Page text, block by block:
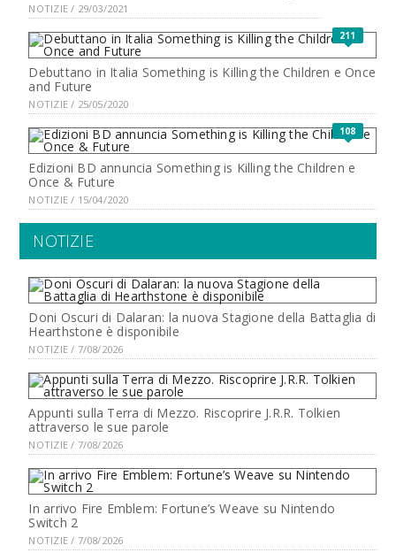
NOTIZIE / 29/03/2021
211
Debuttano in Italia Something is Killing the Children e Once
and Future
NOTIZIE / 25/05/2020
108
Edizioni BD annuncia Something is Killing the Children e
Once & Future
NOTIZIE / 15/04/2020
NOTIZIE
Doni Oscuri di Dalaran: la nuova Stagione della Battaglia di
Hearthstone è disponibile
NOTIZIE / 7/08/2026
Appunti sulla Terra di Mezzo. Riscoprire J.R.R. Tolkien
attraverso le sue parole
NOTIZIE / 7/08/2026
In arrivo Fire Emblem: Fortune’s Weave su Nintendo
Switch 2
NOTIZIE / 7/08/2026